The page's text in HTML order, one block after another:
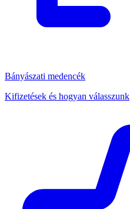
Bányászati medencék
Kifizetések és hogyan válasszunk